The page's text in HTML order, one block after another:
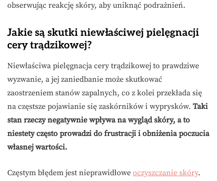
obserwując reakcję skóry, aby uniknąć podrażnień.
Jakie są skutki niewłaściwej pielęgnacji
cery trądzikowej?
Niewłaściwa pielęgnacja cery trądzikowej to prawdziwe
wyzwanie, a jej zaniedbanie może skutkować
zaostrzeniem stanów zapalnych, co z kolei przekłada się
na częstsze pojawianie się zaskórników i wyprysków. Taki
stan rzeczy negatywnie wpływa na wygląd skóry, a to
niestety często prowadzi do frustracji i obniżenia poczucia
własnej wartości.
Częstym błędem jest nieprawidłowe oczyszczanie skóry.